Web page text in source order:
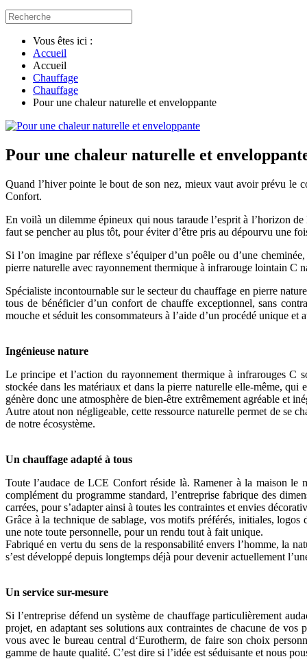
Vous êtes ici :
Accueil
Accueil
Chauffage
Chauffage
Pour une chaleur naturelle et enveloppante
Pour une chaleur naturelle et
Quand l’hiver pointe le bout de son nez, mieux vaut avoir prévu le
Confort.
En voilà un dilemme épineux qui nous taraude l’esprit à l’horizon
faut se pencher au plus tôt, pour éviter d’être pris au dépourvu une
Si l’on imagine par réflexe s’équiper d’un poêle ou d’une
pierre naturelle avec rayonnement thermique à infrarouge lointain
Spécialiste incontournable sur le secteur du chauffage en pierre
tous de bénéficier d’un confort de chauffe exceptionnel, sans
mouche et séduit les consommateurs à l’aide d’un procédé unique et
Ingénieuse nature
Le principe et l’action du rayonnement thermique à infrarouges C
stockée dans les matériaux et dans la pierre naturelle elle-même,
génère donc une atmosphère de bien-être extrêmement agréable et
Autre atout non négligeable, cette ressource naturelle permet de se
de notre écosystème.
Un chauffage adapté à tous
Toute l’audace de LCE Confort réside là. Ramener à la maison
complément du programme standard, l’entreprise fabrique des
carrées, pour s’adapter ainsi à toutes les contraintes et envies
Grâce à la technique de sablage, vos motifs préférés, initiales,
une note toute personnelle, pour un rendu tout à fait unique.
Fabriqué en vertu du sens de la responsabilité envers l’homme, la
s’est développé depuis longtemps déjà pour devenir actuellement
Un service sur-mesure
Si l’entreprise défend un système de chauffage particulièrement
projet, en adaptant ses solutions aux contraintes de chacune de vos
vous avec le bureau central d‘Eurotherm, de faire son choix
gamme de haute qualité. C’est dire si l’idée est séduisante et nous